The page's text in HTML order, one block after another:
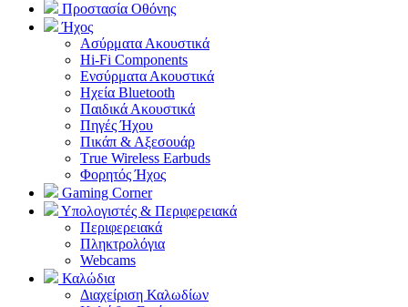
Προστασία Οθόνης
Ήχος
Ασύρματα Ακουστικά
Hi-Fi Components
Ενσύρματα Ακουστικά
Ηχεία Bluetooth
Παιδικά Ακουστικά
Πηγές Ήχου
Πικάπ & Αξεσουάρ
Τrue Wireless Earbuds
Φορητός Ήχος
Gaming Corner
Υπολογιστές & Περιφερειακά
Περιφερειακά
Πληκτρολόγια
Webcams
Καλώδια
Διαχείριση Καλωδίων